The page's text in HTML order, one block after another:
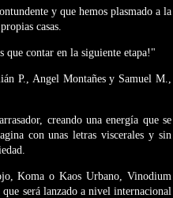
y que hemos plasmado a la
casas.
que contar en la siguiente etapa!"
P., Angel Montañes y Samuel M.,
creando una energía que se
con unas letras viscerales y sin
Koma o Kaos Urbano, Vinodium
será lanzado a nivel internacional